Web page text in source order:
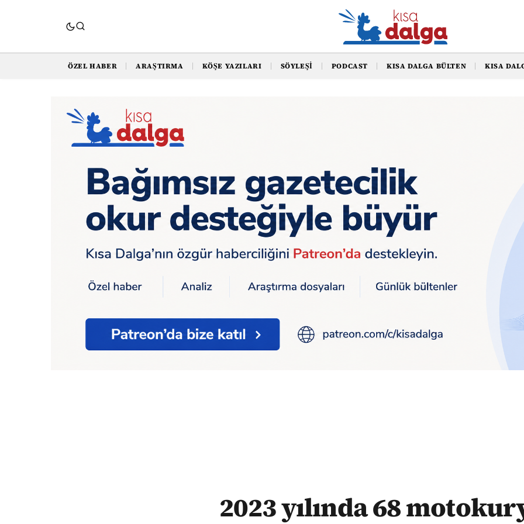
ÖZEL HABER ARAŞTIRMA KÖŞE YAZILARI SÖYLEŞI PODCAST KISA DALGA BÜLTEN KISA
2023 yılında 68